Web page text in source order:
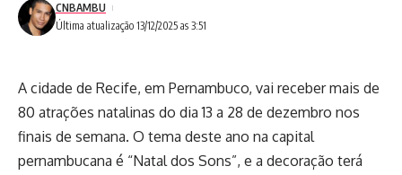
Última atualização 13/12/2025 as 3:51
CNBAMBU
A cidade de Recife, em Pernambuco, vai receber mais de
80 atrações natalinas do dia 13 a 28 de dezembro nos
finais de semana. O tema deste ano na capital
pernambucana é “Natal dos Sons”, e a decoração terá